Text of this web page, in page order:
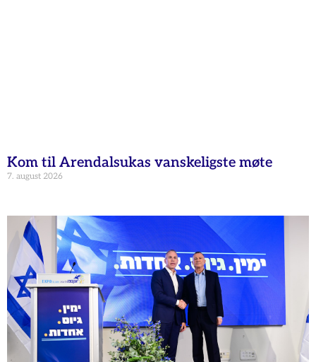
Kom til Arendalsukas vanskeligste møte
7. august 2026